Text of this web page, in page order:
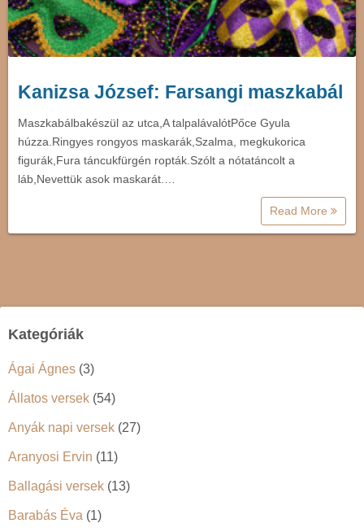
Kanizsa József: Farsangi maszkabál
Maszkabálbakészül az utca,A talpalávalótPőce Gyula
húzza.Ringyes rongyos maskarák,Szalma, megkukorica
figurák,Fura táncukfürgén ropták.Szólt a nótatáncolt a
láb,Nevettük asok maskarát.…
Read More
Kategóriák
Ágai Ágnes (3)
Állatos versek (54)
Anyák napi versek (27)
Aranyosi Ervin (11)
Ballagási versek (13)
Barabás Éva (1)